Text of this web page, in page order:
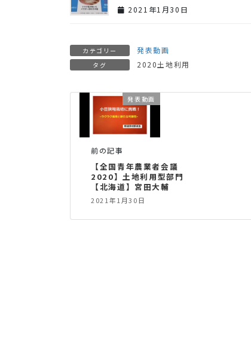
2021年1月30日
カテゴリー 発表動画
タグ 2020土地利用
発表動画
前の記事
【全国青年農業者会議
2020】土地利用型部門
【北海道】宮田大輔
2021年1月30日